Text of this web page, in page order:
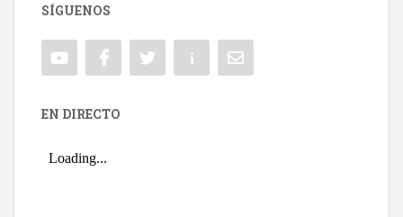
SÍGUENOS
EN DIRECTO